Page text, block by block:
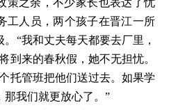
策之余，不少家长也表达了忧
工人员，两个孩子在晋江一所
“我和丈夫每天都要去厂里，
到来的春秋假，她不无担忧。
托管班把他们送过去。如果学
我们就更放心了。”